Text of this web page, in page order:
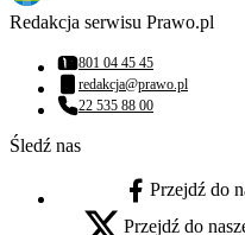
Redakcja serwisu Prawo.pl
Numer telefonu:
801 04 45 45
Adres email:
redakcja@prawo.pl
Numer telefonu:
22 535 88 00
Śledź nas
facebook - otwiera
Przejdź do
Przejdź do